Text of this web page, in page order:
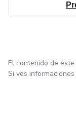
El contenido de
Si ves